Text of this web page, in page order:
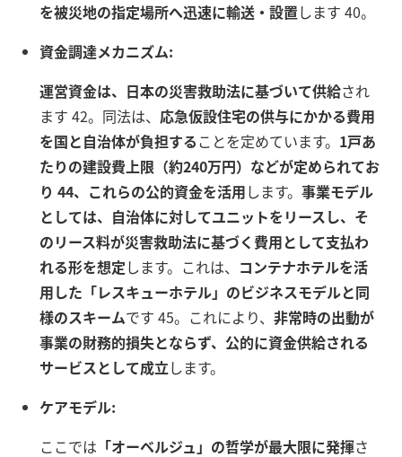
を被災地の指定場所へ迅速に輸送・設置します 40。
資金調達メカニズム:
運営資金は、日本の災害救助法に基づいて供給され
ます 42。同法は、 応急仮設住宅の供与にかかる費用
を国と自治体が負担することを定めています。 1戸あ
たりの建設費上限（約240万円）などが定められてお
り 44、これらの公的資金を活用します。 事業モデル
としては、自治体に対してユニットをリースし、そ
のリース料が災害救助法に基づく費用として支払わ
れる形を想定します。これは、 コンテナホテルを活
用した「レスキューホテル」のビジネスモデルと同
様のスキームです 45。これにより、 非常時の出動が
事業の財務的損失とならず、公的に資金供給される
サービスとして成立します。
ケアモデル:
ここでは 「オーベルジュ」の哲学が最大限に発揮さ